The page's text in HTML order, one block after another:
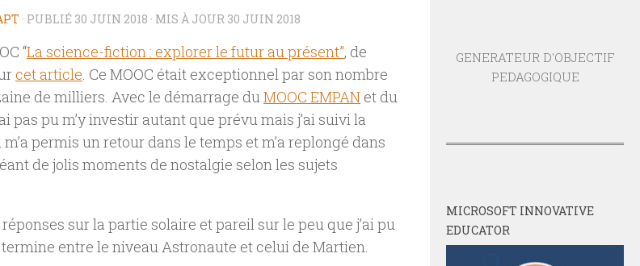
· PUBLIÉ 30 JUIN 2018 · MIS À JOUR 30 JUIN 2018
“La science-fiction : explorer le futur au présent”, de
cet article. Ce MOOC était exceptionnel par son nombre
de milliers. Avec le démarrage duMOOC EMPAN et du
pas pu m’y investir autant que prévu mais j’ai suivi la
permis un retour dans le temps et m’a replongé dans
de jolis moments de nostalgie selon les sujets
réponses sur la partie solaire et pareil sur le peu que j’ai pu
entre le niveau Astronaute et celui de Martien.
GENERATEUR D'OBJECTIF
PEDAGOGIQUE
MICROSOFT INNOVATIVE
EDUCATOR